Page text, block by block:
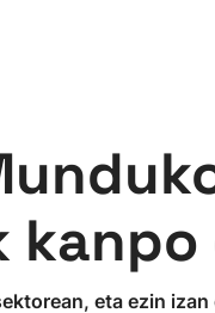
eta ezin